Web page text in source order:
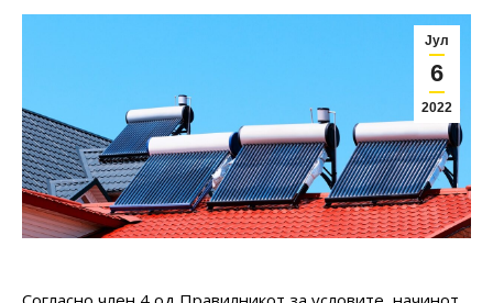
Јул
6
2022